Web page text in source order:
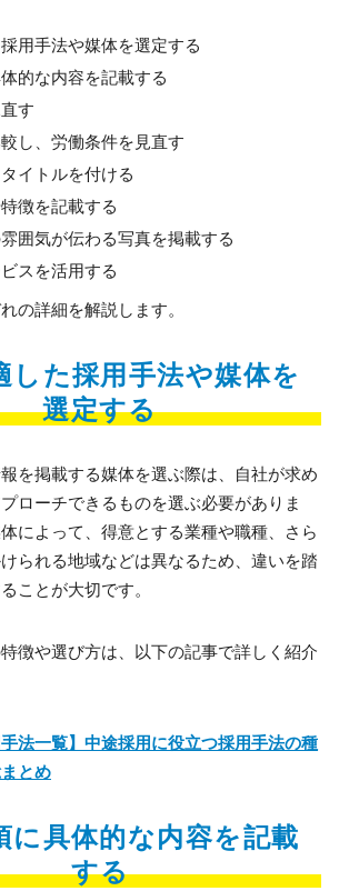
用手法や媒体を選定する
的な内容を記載する
す
し、労働条件を見直す
イトルを付ける
徴を記載する
囲気が伝わる写真を掲載する
スを活用する
の詳細を解説します。
した採用手法や媒体を
選定する
を掲載する媒体を選ぶ際は、自社が求め
ローチできるものを選ぶ必要がありま
によって、得意とする業種や職種、さら
られる地域などは異なるため、違いを踏
ことが大切です。
徴や選び方は、以下の記事で詳しく紹介
手法一覧】中途採用に役立つ採用手法の種
とめ
に具体的な内容を記載
する